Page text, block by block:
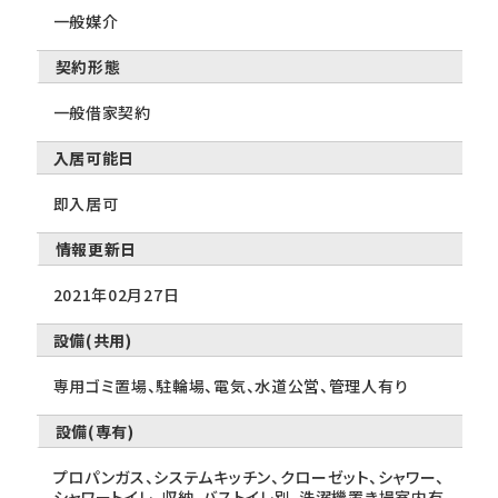
一般媒介
契約形態
一般借家契約
入居可能日
即入居可
情報更新日
2021年02月27日
設備(共用)
専用ゴミ置場、駐輪場、電気、水道公営、管理人有り
設備(専有)
プロパンガス、システムキッチン、クローゼット、シャワー、